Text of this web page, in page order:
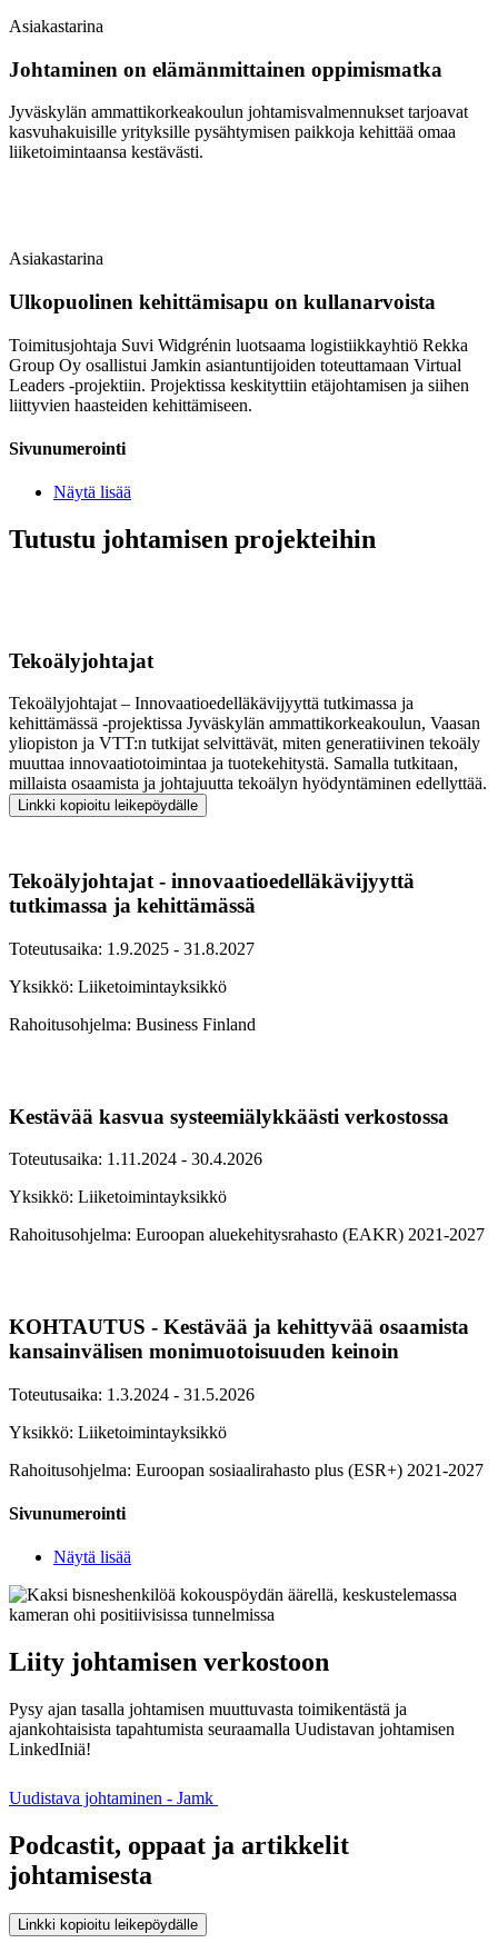
Asiakastarina
Johtaminen on elämänmittainen oppimismatka
Jyväskylän ammattikorkeakoulun johtamisvalmennukset tarjoavat
kasvuhakuisille yrityksille pysähtymisen paikkoja kehittää omaa
liiketoimintaansa kestävästi.
Asiakastarina
Ulkopuolinen kehittämisapu on kullanarvoista
Toimitusjohtaja Suvi Widgrénin luotsaama logistiikkayhtiö Rekka
Group Oy osallistui Jamkin asiantuntijoiden toteuttamaan Virtual
Leaders -projektiin. Projektissa keskityttiin etäjohtamisen ja siihen
liittyvien haasteiden kehittämiseen.
Sivunumerointi
Näytä lisää
Tutustu johtamisen projekteihin
Tekoälyjohtajat
Tekoälyjohtajat – Innovaatioedelläkävijyyttä tutkimassa ja
kehittämässä -projektissa Jyväskylän ammattikorkeakoulun, Vaasan
yliopiston ja VTT:n tutkijat selvittävät, miten generatiivinen tekoäly
muuttaa innovaatiotoimintaa ja tuotekehitystä. Samalla tutkitaan,
millaista osaamista ja johtajuutta tekoälyn hyödyntäminen edellyttää.
Linkki kopioitu leikepöydälle
Tekoälyjohtajat - innovaatioedelläkävijyyttä
tutkimassa ja kehittämässä
Toteutusaika: 1.9.2025 - 31.8.2027
Yksikkö: Liiketoimintayksikkö
Rahoitusohjelma: Business Finland
Kestävää kasvua systeemiälykkäästi verkostossa
Toteutusaika: 1.11.2024 - 30.4.2026
Yksikkö: Liiketoimintayksikkö
Rahoitusohjelma: Euroopan aluekehitysrahasto (EAKR) 2021-2027
KOHTAUTUS - Kestävää ja kehittyvää osaamista
kansainvälisen monimuotoisuuden keinoin
Toteutusaika: 1.3.2024 - 31.5.2026
Yksikkö: Liiketoimintayksikkö
Rahoitusohjelma: Euroopan sosiaalirahasto plus (ESR+) 2021-2027
Sivunumerointi
Näytä lisää
Liity johtamisen verkostoon
Pysy ajan tasalla johtamisen muuttuvasta toimikentästä ja
ajankohtaisista tapahtumista seuraamalla Uudistavan johtamisen
LinkedIniä!
Uudistava johtaminen - Jamk
Podcastit, oppaat ja artikkelit
johtamisesta
Linkki kopioitu leikepöydälle